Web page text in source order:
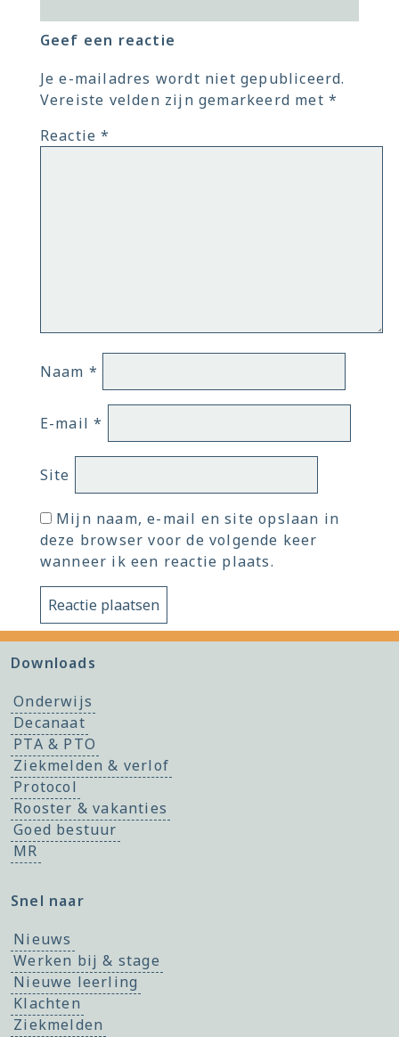
Geef een reactie
Je e-mailadres wordt niet gepubliceerd.
Vereiste velden zijn gemarkeerd met *
Reactie*
Naam *
E-mail*
Site
Mijn naam, e-mail en site opslaan in
deze browser voor de volgende keer
wanneer ik een reactie plaats.
Downloads
Onderwijs
Decanaat
PTA & PTO
Ziekmelden & verlof
Protocol
Rooster & vakanties
Goed bestuur
MR
Snel naar
Nieuws
Werken bij & stage
Nieuwe leerling
Klachten
Ziekmelden